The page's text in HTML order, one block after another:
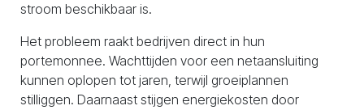
stroom beschikbaar is.
Het probleem raakt bedrijven direct in hun
portemonnee. Wachttijden voor een netaansluiting
kunnen oplopen tot jaren, terwijl groeiplannen
stilliggen. Daarnaast stijgen energiekosten door